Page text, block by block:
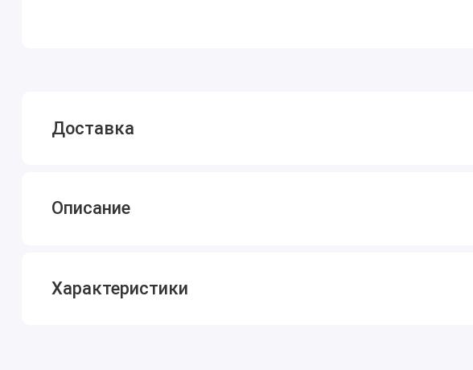
Доставка
Описание
Характеристики